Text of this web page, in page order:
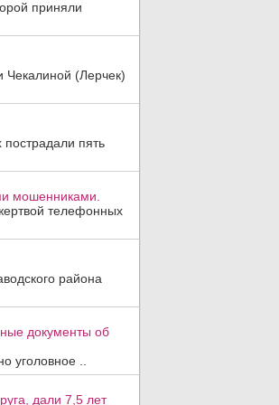
приняли
Чекалиной (Лерчек)
пострадали пять
мошенниками.
телефонных
района
документы об
уголовное ..
дали 7,5 лет